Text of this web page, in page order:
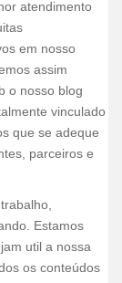
atendimento
em nosso
assim
o nosso blog
vinculado
que se adeque
parceiros e
Estamos
util a nossa
os conteúdos